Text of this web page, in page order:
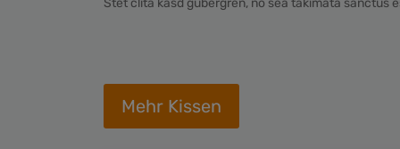
Stet clita kasd gubergren, no sea takimata sanctus
Mehr Kissen